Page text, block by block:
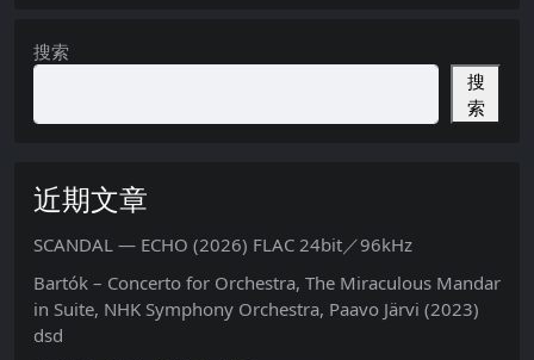
搜索
搜
索
近期文章
SCANDAL — ECHO (2026) FLAC 24bit／96kHz
Bartók – Concerto for Orchestra, The Miraculous Mandar
in Suite, NHK Symphony Orchestra, Paavo Järvi (2023)
dsd